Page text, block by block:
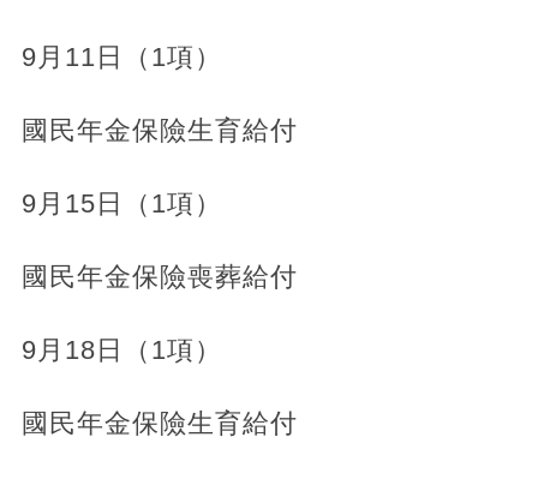
9月11日（1項）
國民年金保險生育給付
9月15日（1項）
國民年金保險喪葬給付
9月18日（1項）
國民年金保險生育給付